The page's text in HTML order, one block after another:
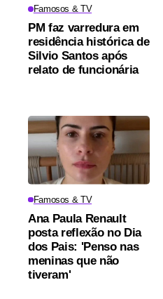
Famosos & TV
PM faz varredura em
residência histórica de
Silvio Santos após
relato de funcionária
Famosos & TV
Ana Paula Renault
posta reflexão no Dia
dos Pais: 'Penso nas
meninas que não
tiveram'